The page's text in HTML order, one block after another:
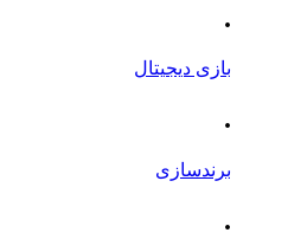
.
بازی دیجیتال
.
برندسازی
.